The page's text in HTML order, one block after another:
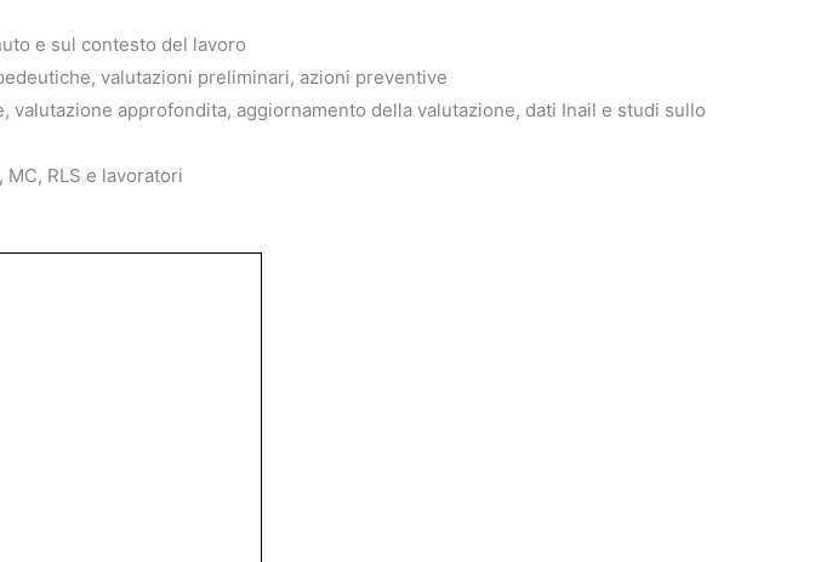
e sul contesto del lavoro
valutazioni preliminari, azioni preventive
approfondita, aggiornamento della valutazione, dati Inail e studi sullo
RLS e lavoratori